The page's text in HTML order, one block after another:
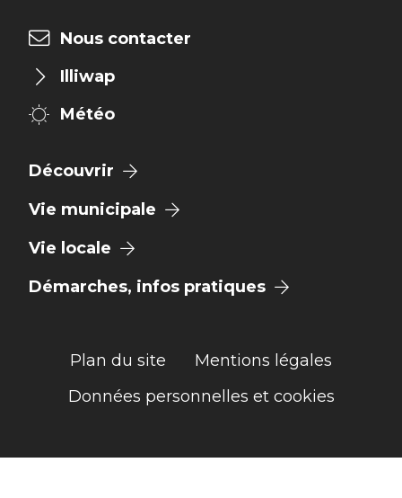
Nous contacter
Illiwap
Météo
Découvrir
Vie municipale
Vie locale
Démarches, infos pratiques
Plan du site
Mentions légales
Données personnelles et cookies